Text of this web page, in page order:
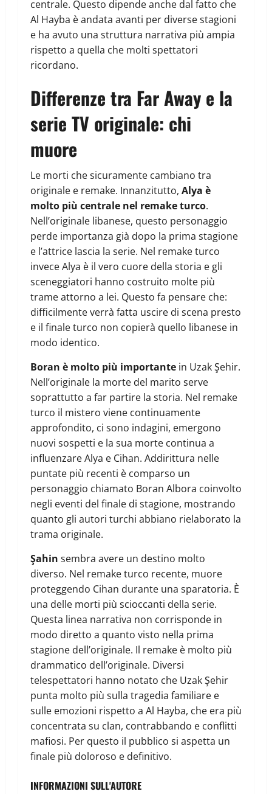
centrale. Questo dipende anche dal fatto che
Al Hayba è andata avanti per diverse stagioni
e ha avuto una struttura narrativa più ampia
rispetto a quella che molti spettatori
ricordano.
Differenze tra Far Away e la
serie TV originale: chi
muore
Le morti che sicuramente cambiano tra
originale e remake. Innanzitutto, Alya è
molto più centrale nel remake turco.
Nell’originale libanese, questo personaggio
perde importanza già dopo la prima stagione
e l’attrice lascia la serie. Nel remake turco
invece Alya è il vero cuore della storia e gli
sceneggiatori hanno costruito molte più
trame attorno a lei. Questo fa pensare che:
difficilmente verrà fatta uscire di scena presto
e il finale turco non copierà quello libanese in
modo identico.
Boran è molto più importante in Uzak Şehir.
Nell’originale la morte del marito serve
soprattutto a far partire la storia. Nel remake
turco il mistero viene continuamente
approfondito, ci sono indagini, emergono
nuovi sospetti e la sua morte continua a
influenzare Alya e Cihan. Addirittura nelle
puntate più recenti è comparso un
personaggio chiamato Boran Albora coinvolto
negli eventi del finale di stagione, mostrando
quanto gli autori turchi abbiano rielaborato la
trama originale.
Şahin sembra avere un destino molto
diverso. Nel remake turco recente, muore
proteggendo Cihan durante una sparatoria. È
una delle morti più scioccanti della serie.
Questa linea narrativa non corrisponde in
modo diretto a quanto visto nella prima
stagione dell’originale. Il remake è molto più
drammatico dell’originale. Diversi
telespettatori hanno notato che Uzak Şehir
punta molto più sulla tragedia familiare e
sulle emozioni rispetto a Al Hayba, che era più
concentrata su clan, contrabbando e conflitti
mafiosi. Per questo il pubblico si aspetta un
finale più doloroso e definitivo.
INFORMAZIONI SULL'AUTORE